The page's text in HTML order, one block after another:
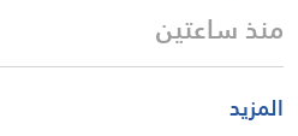
منذ ساعتين
المزيد